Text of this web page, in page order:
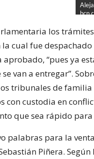
los
cual fue
aprobado, “pues ya
van a entregar”.
tribunales de
con custodia en
que sea rápido para
palabras para la
Piñera.